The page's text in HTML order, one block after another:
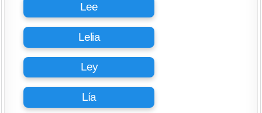
Lee
Lelia
Ley
Lía